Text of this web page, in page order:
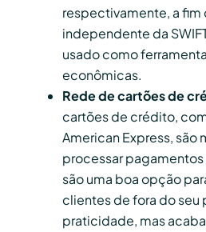
respectivamente, a fim
independente da
usado como
econômicas.
Rede de cartões de
cartões de crédito,
American Express, são
processar
são uma boa opção
clientes de fora do seu
praticidade, mas